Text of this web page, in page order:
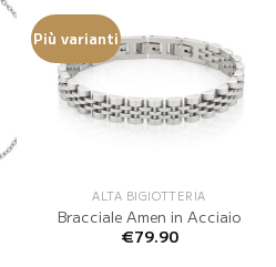
Più varianti
ALTA BIGIOTTERIA
Bracciale Amen in Acciaio
€79.90